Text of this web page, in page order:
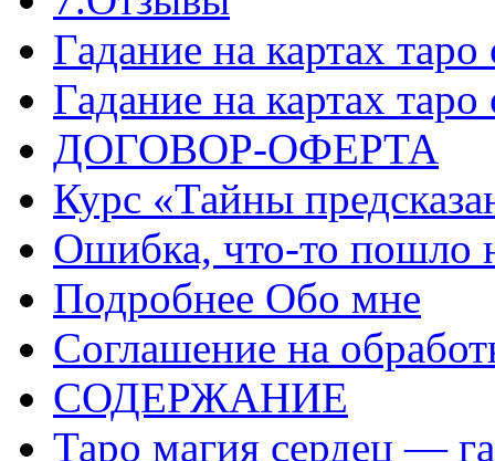
Гадание на картах
Гадание на картах
ДОГОВОР-ОФЕРТА
Курс «Тайны
Ошибка, что-то пошло
Подробнее Обо мне
Соглашение на
СОДЕРЖАНИЕ
Таро магия сердец —